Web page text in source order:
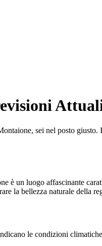
sei nel posto
è un luogo affascinante
la bellezza naturale della
le condizioni